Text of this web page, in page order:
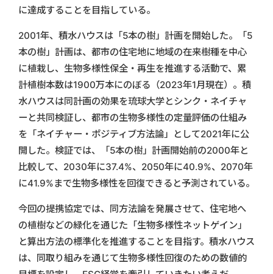
に達成することを目指している。
2001年、積水ハウスは「5本の樹」計画を開始した。「5
本の樹」計画は、都市の住宅地に地域の在来樹種を中心
に植栽し、生物多様性保全・再生を推進する活動で、累
計植樹本数は1900万本にのぼる（2023年1月現在）。積
水ハウスは同計画の効果を琉球大学とシンク・ネイチャ
ーと共同検証し、都市の生物多様性の定量評価の仕組み
を「ネイチャー・ポジティブ方法論」として2021年に公
開した。検証では、「5本の樹」計画開始前の2000年と
比較して、2030年に37.4%、2050年に40.9%、2070年
に41.9%まで生物多様性を回復できると予測されている。
今回の提携協定では、同方法論を発展させて、住宅地へ
の植樹などの緑化を通じた「生物多様性ネットゲイン」
と算出方法の標準化を推進することを目指す。積水ハウス
は、同取り組みを通じて生物多様性回復のための数値的